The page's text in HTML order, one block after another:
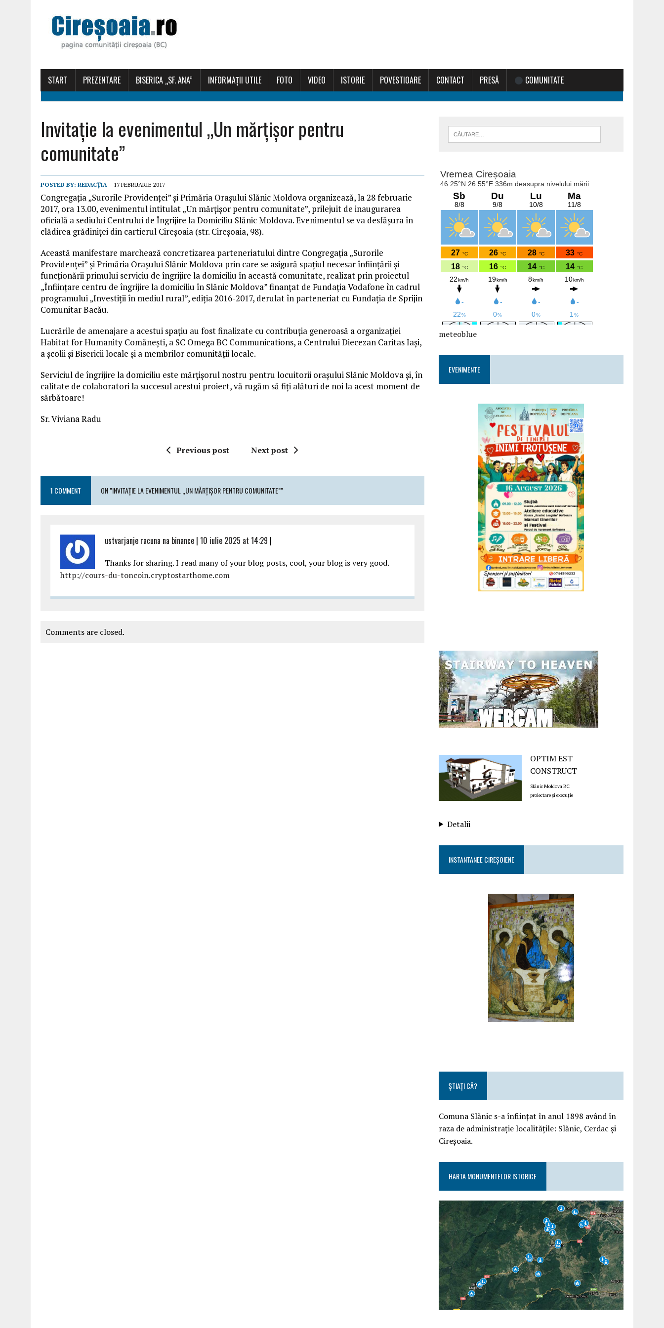
START PREZENTARE BISERICA „SF. ANA” INFORMAȚII UTILE FOTO VIDEO ISTORIE POVESTIOARE CONTACT PRESĂ COMUNITATE
Invitaţie la evenimentul „Un mărţişor pentru
comunitate”
POSTED BY: REDACȚIA 17 FEBRUARIE 2017
Congregaţia „Surorile Providenţei” şi Primăria Oraşului Slănic Moldova organizează, la 28 februarie
2017, ora 13.00, evenimentul intitulat „Un mărţişor pentru comunitate”, prilejuit de inaugurarea
oficială a sediului Centrului de Îngrijire la Domiciliu Slănic Moldova. Evenimentul se va desfăşura în
clădirea grădiniţei din cartierul Cireşoaia (str. Cireşoaia, 98).
Această manifestare marchează concretizarea parteneriatului dintre Congregaţia „Surorile
Providenţei” şi Primăria Oraşului Slănic Moldova prin care se asigură spaţiul necesar înfiinţării şi
funcţionării primului serviciu de îngrijire la domiciliu în această comunitate, realizat prin proiectul
„Înfiinţare centru de îngrijire la domiciliu în Slănic Moldova” finanţat de Fundaţia Vodafone în cadrul
programului „Investiţii în mediul rural”, ediţia 2016-2017, derulat în parteneriat cu Fundaţia de Sprijin
Comunitar Bacău.
Lucrările de amenajare a acestui spaţiu au fost finalizate cu contribuţia generoasă a organizaţiei
Habitat for Humanity Comăneşti, a SC Omega BC Communications, a Centrului Diecezan Caritas Iaşi,
a şcolii şi Bisericii locale şi a membrilor comunităţii locale.
Serviciul de îngrijire la domiciliu este mărţişorul nostru pentru locuitorii oraşului Slănic Moldova şi, în
calitate de colaboratori la succesul acestui proiect, vă rugăm să fiţi alături de noi la acest moment de
sărbătoare!
Sr. Viviana Radu
Previous post Next post
1 COMMENT ON "INVITAŢIE LA EVENIMENTUL „UN MĂRŢIŞOR PENTRU COMUNITATE”"
ustvarjanje racuna na binance | 10 iulie 2025 at 14:29 |
Thanks for sharing. I read many of your blog posts, cool, your blog is very good.
http://cours-du-toncoin.cryptostarthome.com
Comments are closed.
meteoblue
EVENIMENTE
OPTIM EST
CONSTRUCT
Slănic Moldova BC
proiectare și execuție
Detalii
INSTANTANEE CIREȘOIENE
ȘTIAȚI CĂ?
Comuna Slănic s-a înființat în anul 1898 având în
raza de administrație localitățile: Slănic, Cerdac și
Cireșoaia.
HARTA MONUMENTELOR ISTORICE